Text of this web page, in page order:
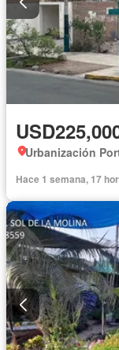
Urbanización
Hace 1 semana, 17